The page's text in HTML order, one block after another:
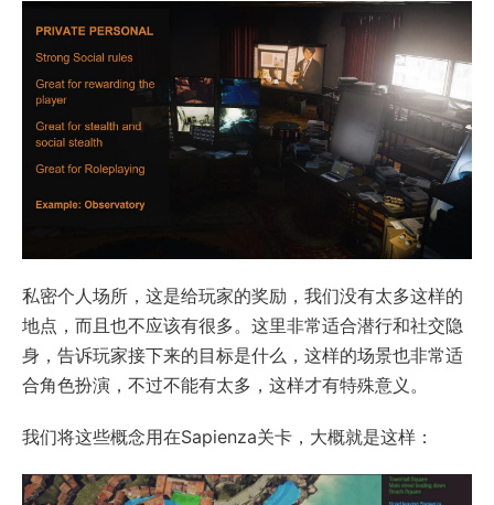
私密个人场所，这是给玩家的奖励，我们没有太多这样的
地点，而且也不应该有很多。这里非常适合潜行和社交隐
身，告诉玩家接下来的目标是什么，这样的场景也非常适
合角色扮演，不过不能有太多，这样才有特殊意义。
我们将这些概念用在Sapienza关卡，大概就是这样：